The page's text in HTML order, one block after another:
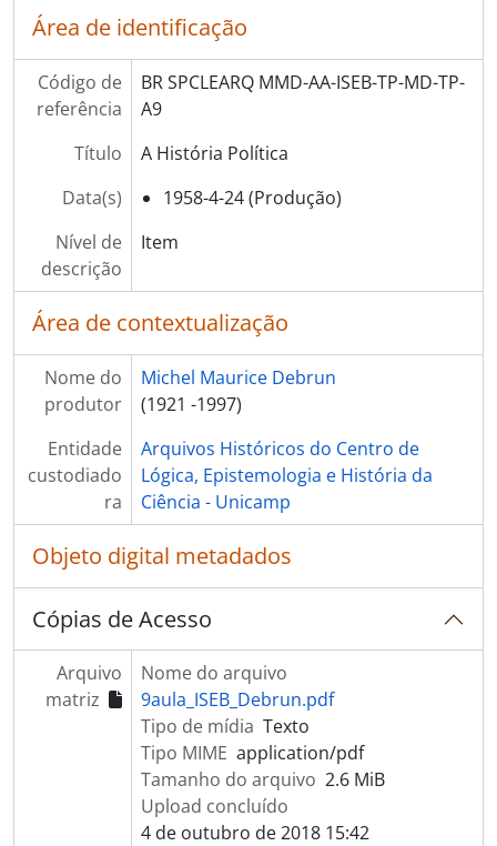
Área de identificação
Código de
referência
BR SPCLEARQ MMD-AA-ISEB-TP-MD-TP-
A9
Título
A História Política
Data(s)
1958-4-24 (Produção)
Nível de
descrição
Item
Área de contextualização
Nome do
produtor
Michel Maurice Debrun
(1921 -1997)
Entidade
custodiado
ra
Arquivos Históricos do Centro de
Lógica, Epistemologia e História da
Ciência - Unicamp
Objeto digital metadados
Cópias de Acesso
Arquivo
matriz
Nome do arquivo
9aula_ISEB_Debrun.pdf
Tipo de mídia Texto
Tipo MIME application/pdf
Tamanho do arquivo 2.6 MiB
Upload concluído
4 de outubro de 2018 15:42